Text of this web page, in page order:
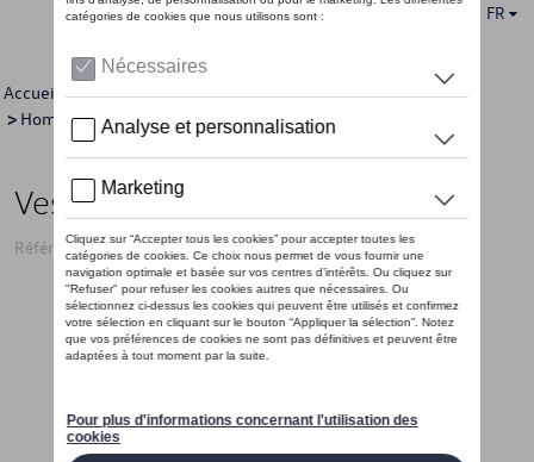
FR
Accueil >Pour vous >ID Collection >Vêtements >Vestes
> Hommes > Détail
Veste VW avec logo ID, bleue - L
Référence: 11A084002C 287